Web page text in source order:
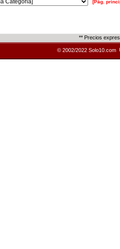
[Pág.
** Precios
© 2002/2022 Solo10.com